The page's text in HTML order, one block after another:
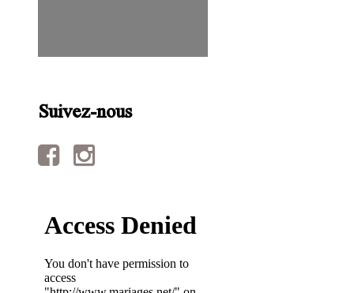
Suivez-nous